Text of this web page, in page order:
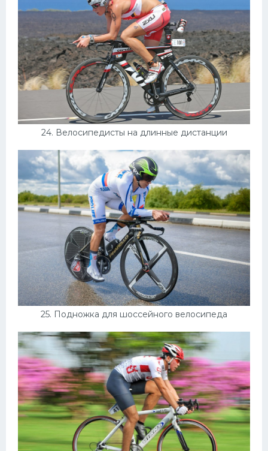
24. Велосипедисты на длинные дистанции
25. Подножка для шоссейного велосипеда